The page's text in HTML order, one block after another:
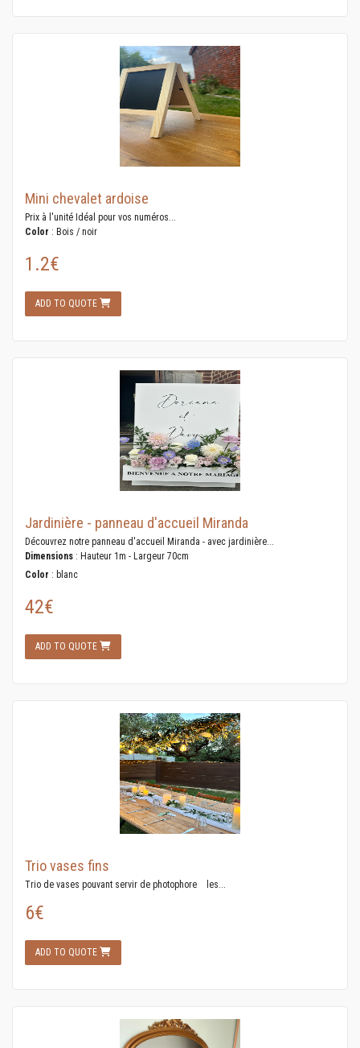
Mini chevalet ardoise
Prix à l'unité Idéal pour vos numéros...
Color : Bois / noir
1.2€
ADD TO QUOTE
Jardinière - panneau d'accueil Miranda
Découvrez notre panneau d'accueil Miranda - avec jardinière...
Dimensions : Hauteur 1m - Largeur 70cm
Color : blanc
42€
ADD TO QUOTE
Trio vases fins
Trio de vases pouvant servir de photophore les...
6€
ADD TO QUOTE